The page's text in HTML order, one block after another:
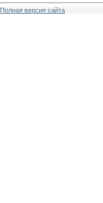
Полная версия сайта